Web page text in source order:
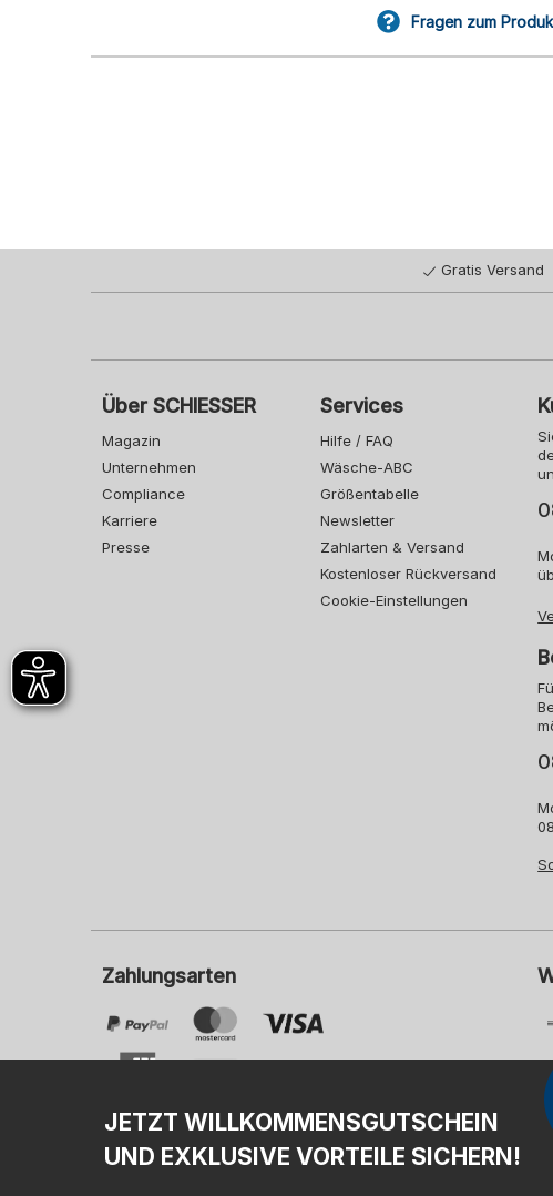
Fragen zum
Gratis Versand
Über SCHIESSER
Magazin
Unternehmen
Compliance
Karriere
Presse
Services
Hilfe / FAQ
Wäsche-ABC
Größentabelle
Newsletter
Zahlarten & Versand
Kostenloser Rückversand
Cookie-Einstellungen
Zahlungsarten
JETZT WILLKOMMENSGUTSCHEIN
UND EXKLUSIVE VORTEILE SICHERN!